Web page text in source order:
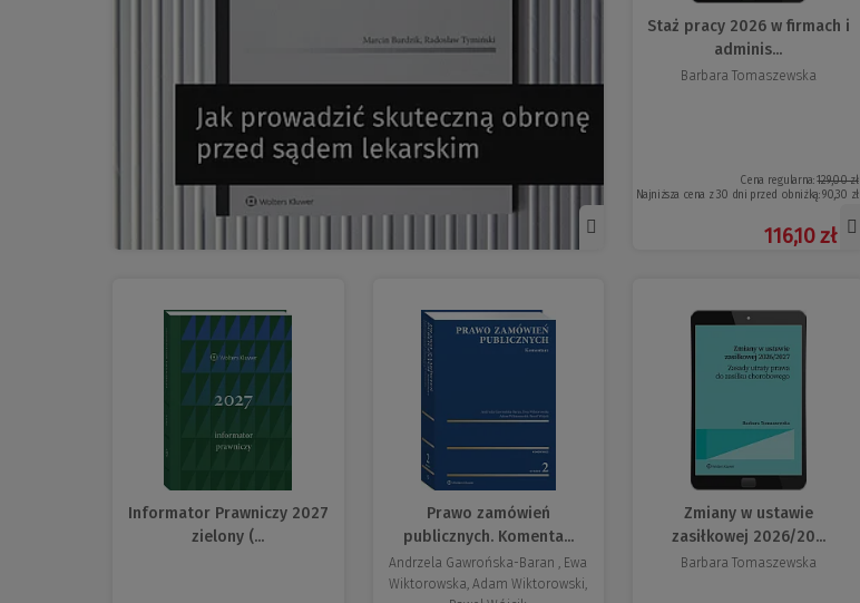
Staż pracy 2026 w firmach i
adminis...
Barbara Tomaszewska
Cena regularna:129,00 zł
Najniższa cena z 30 dni przed obniżką:90,30 zł
116,10 zł
Informator Prawniczy 2027
zielony (...
Prawo zamówień
publicznych. Komenta...
Andrzela Gawrońska-Baran , Ewa
Wiktorowska, Adam Wiktorowski,
Zmiany w ustawie
zasiłkowej 2026/20...
Barbara Tomaszewska